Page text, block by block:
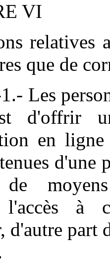
VI
relatives
que de
Les
d'offrir
en ligne
d'une
de
l'accès à
d'autre part